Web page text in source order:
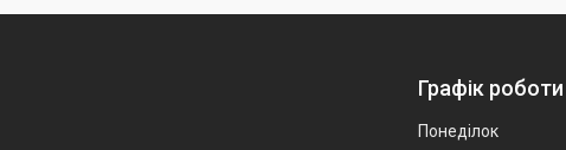
Графік роботи
Понеділок